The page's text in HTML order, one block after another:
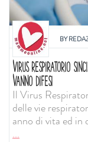
BY
VIRUS RESPIRATORIO
VANNO DIFESI
Il Virus
delle vie
anno di vita ed
...